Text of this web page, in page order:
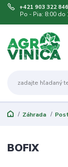
+421 903 322 846
Po - Pia: 8:00 do
Záhrada
BOFIX